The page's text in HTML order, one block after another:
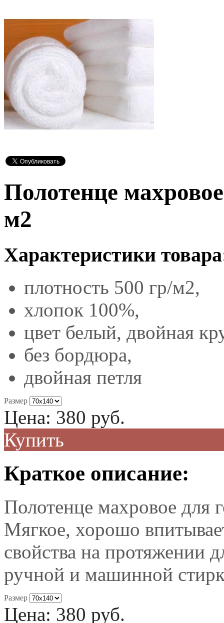
Полотенце
м2
Характеристики
плотность 500 гр/м2,
хлопок 100%,
цвет белый, двойная
без бордюра,
двойная петля
Размер
Цена: 380 руб.
Купить
Краткое описание:
Полотенце махровое для
Мягкое, хорошо
свойства на протяжении
ручной и машинной
Размер
Цена: 380 руб.